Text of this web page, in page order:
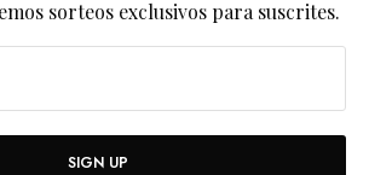
sorteos exclusivos para suscrites.
SIGN UP